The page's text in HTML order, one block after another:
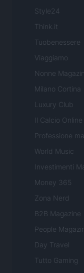
Style24
Think.it
Tuobenessere
Viaggiamo
Nonne
Milano Cortina
Luxury Club
Il Calcio Online
Professione
World Music
Investimenti
Money 365
Zona Nerd
B2B Magazine
People
Day Travel
Tutto Gaming